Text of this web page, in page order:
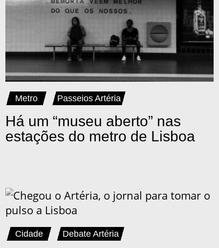
Há um “museu aberto” nas
estações do metro de Lisboa
Metro Passeios Artéria
Cidade Debate Artéria